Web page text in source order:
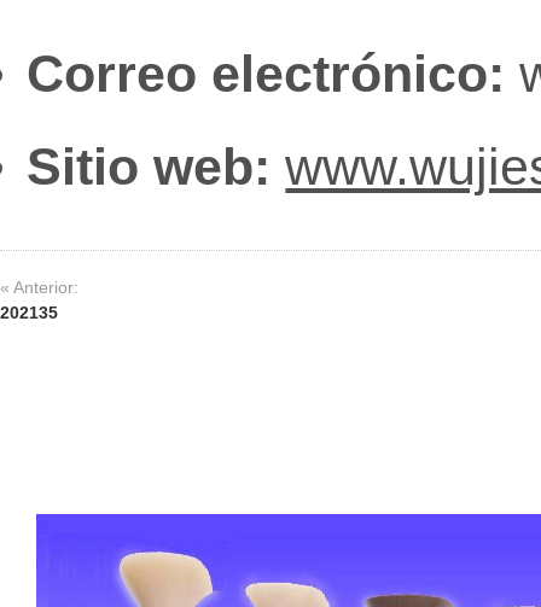
Correo electrónico:
Sitio web:
« Anterior:
202135